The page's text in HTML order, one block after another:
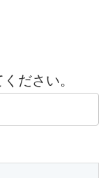
ださい。